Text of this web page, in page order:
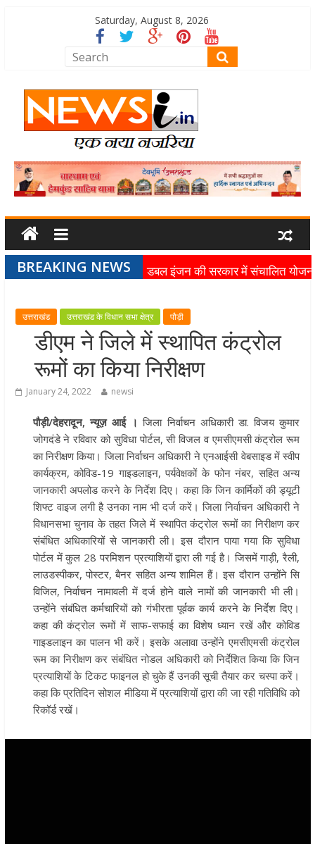
Saturday, August 8, 2026
BREAKING NEWS
डबल इंजन की सरकार में संचालित
रहा है: मुख्यमंत्री
मुख्यमंत्री पुष्कर सिंह धामी ने हरकी पैड़ी
लेकर कांवड़ यात्रा मार्ग पर हेलीकॉप्टर से
शिवभक्तों पर पुष्पवर्षा कर उनका स्वागत
मंगलवार को आस्था, सेवा और संस्कृति का
अद्भुत संगम देखने को मिला
मुख्यमंत्री ने स्वास्थ्य सेवा शिविर का किया
शुभारंभ, श्रद्धालुओं को अपने हाथों से
भोजन
मुख्यमंत्री पुष्कर सिंह धामी ने
बटालियन गदरपुर का किया भ्रमण,
संवाद कर आपदा प्रबंधन व्यवस्थाओं की
जानकारी
उत्तराखंड उत्तराखंड के विधान सभा क्षेत्र पौड़ी
डीएम ने जिले में स्थापित कंट्रोल
रूमों का किया निरीक्षण
January 24, 2022 newsi
पौड़ी/देहरादून, न्यूज़ आई । जिला निर्वाचन अधिकारी डा. विजय कुमार
जोगदंडे ने रविवार को सुविधा पोर्टल, सी विजल व एमसीएमसी कंट्रोल रूम
का निरीक्षण किया। जिला निर्वाचन अधिकारी ने एनआईसी वेबसाइड में स्वीप
कार्यक्रम, कोविड-19 गाइडलाइन, पर्यवेक्षकों के फोन नंबर, सहित अन्य
जानकारी अपलोड करने के निर्देश दिए। कहा कि जिन कार्मिकों की ड्यूटी
शिफ्ट वाइज लगी है उनका नाम भी दर्ज करें। जिला निर्वाचन अधिकारी ने
विधानसभा चुनाव के तहत जिले में स्थापित कंट्रोल रूमों का निरीक्षण कर
संबंधित अधिकारियों से जानकारी ली। इस दौरान पाया गया कि सुविधा
पोर्टल में कुल 28 परमिशन प्रत्याशियों द्वारा ली गई है। जिसमें गाड़ी, रैली,
लाउडस्पीकर, पोस्टर, बैनर सहित अन्य शामिल हैं। इस दौरान उन्होंने सि
विजिल, निर्वाचन नामावली में दर्ज होने वाले नामों की जानकारी भी ली।
उन्होंने संबंधित कर्मचारियों को गंभीरता पूर्वक कार्य करने के निर्देश दिए।
कहा की कंट्रोल रूमों में साफ-सफाई का विशेष ध्यान रखें और कोविड
गाइडलाइन का पालन भी करें। इसके अलावा उन्होंने एमसीएमसी कंट्रोल
रूम का निरीक्षण कर संबंधित नोडल अधिकारी को निर्देशित किया कि जिन
प्रत्याशियों के टिकट फाइनल हो चुके हैं उनकी सूची तैयार कर चस्पा करें।
कहा कि प्रतिदिन सोशल मीडिया में प्रत्याशियों द्वारा की जा रही गतिविधि को
रिकॉर्ड रखें।